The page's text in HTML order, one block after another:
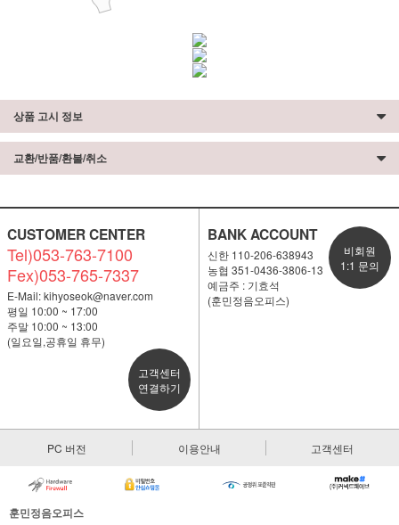
상품 고시 정보
교환/반품/환불/취소
CUSTOMER CENTER
Tel)053-763-7100
Fex)053-765-7337
E-Mail:kihyoseok@naver.com
평일 10:00 ~ 17:00
주말 10:00 ~ 13:00
(일요일,공휴일 휴무)
고객센터
연결하기
BANK ACCOUNT
신한 110-206-638943
농협 351-0436-3806-13
예금주 : 기효석
(훈민정음오피스)
비회원
1:1 문의
PC 버전 이용안내 고객센터
훈민정음오피스